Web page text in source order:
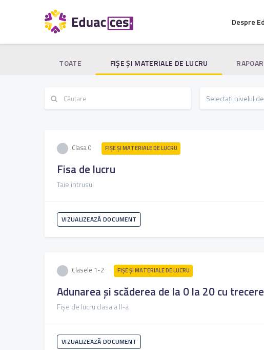
Despre
TOATE FIŞE ŞI MATERIALE DE LUCRU
Clasa 0 FIŞE ŞI MATERIALE DE LUCRU
Fisa de lucru
Taie intrusul
VIZUALIZEAZĂ DOCUMENT
Clasele 1-2 FIŞE ŞI MATERIALE DE LUCRU
Adunarea și scăderea de la 0 la 20 cu
Fișe de lucru clasa a II-a
VIZUALIZEAZĂ DOCUMENT